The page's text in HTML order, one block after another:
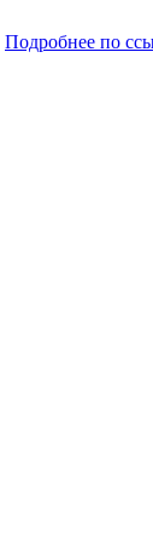
Подробнее по